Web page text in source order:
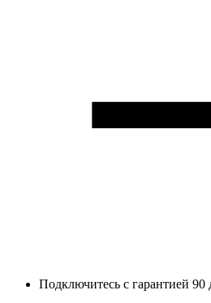
Подключитесь с гарантией 90